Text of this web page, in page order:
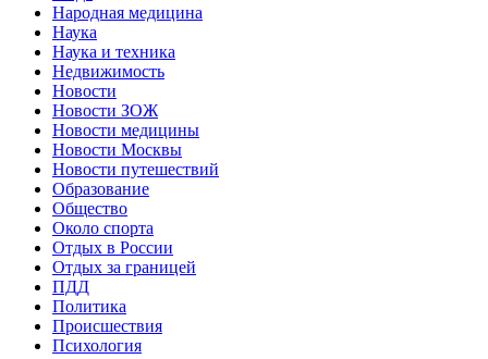
Народная медицина
Наука
Наука и техника
Недвижимость
Новости
Новости ЗОЖ
Новости медицины
Новости Москвы
Новости путешествий
Образование
Общество
Около спорта
Отдых в России
Отдых за границей
ПДД
Политика
Происшествия
Психология